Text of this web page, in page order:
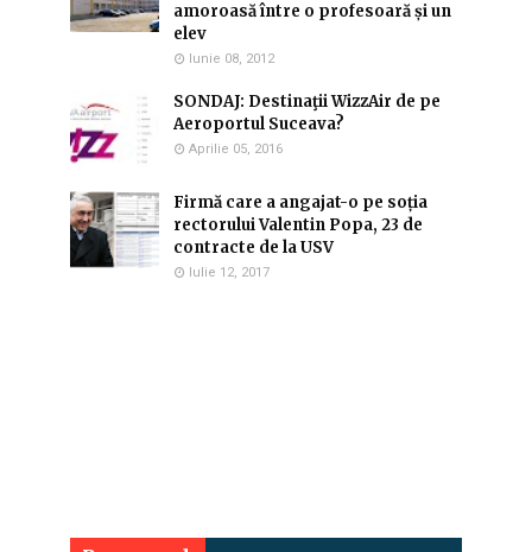
amoroasă între o profesoară și un
elev
Iunie 08, 2012
SONDAJ: Destinaţii WizzAir de pe
Aeroportul Suceava?
Aprilie 05, 2016
Firmă care a angajat-o pe soția
rectorului Valentin Popa, 23 de
contracte de la USV
Iulie 12, 2017